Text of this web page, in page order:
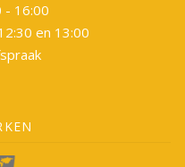
- 16:00
en 13:00